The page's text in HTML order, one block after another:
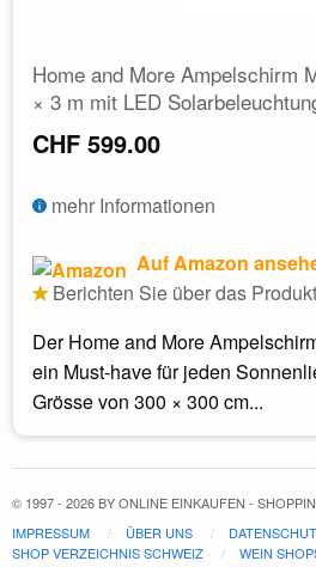
Home and More Ampelschirm
× 3 m mit LED
CHF 599.00
mehr Informationen
Auf Amazon
Berichten Sie über das Produkt
Der Home and More
ein Must-have für jeden
Grösse von 300 × 300 cm...
© 1997 - 2026 BY ONLINE EINKAUFEN -
IMPRESSUM
ÜBER UNS
SHOP VERZEICHNIS SCHWEIZ
WEIN